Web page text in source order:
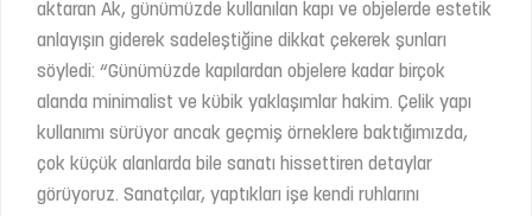
aktaran Ak, günümüzde kullanılan kapı ve objelerde estetik
anlayışın giderek sadeleştiğine dikkat çekerek şunları
söyledi: “Günümüzde kapılardan objelere kadar birçok
alanda minimalist ve kübik yaklaşımlar hakim. Çelik yapı
kullanımı sürüyor ancak geçmiş örneklere baktığımızda,
çok küçük alanlarda bile sanatı hissettiren detaylar
görüyoruz. Sanatçılar, yaptıkları işe kendi ruhlarını